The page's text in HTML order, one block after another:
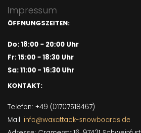
Impressum
ÖFFNUNGSZEITEN:
Do: 18:00 - 20:00 Uhr
Fr: 15:00 - 18:30 Uhr
Sa: 11:00 - 16:30 Uhr
KONTAKT:
Telefon: +49 (01707518467)
Mail: info@waxattack-snowboards.de